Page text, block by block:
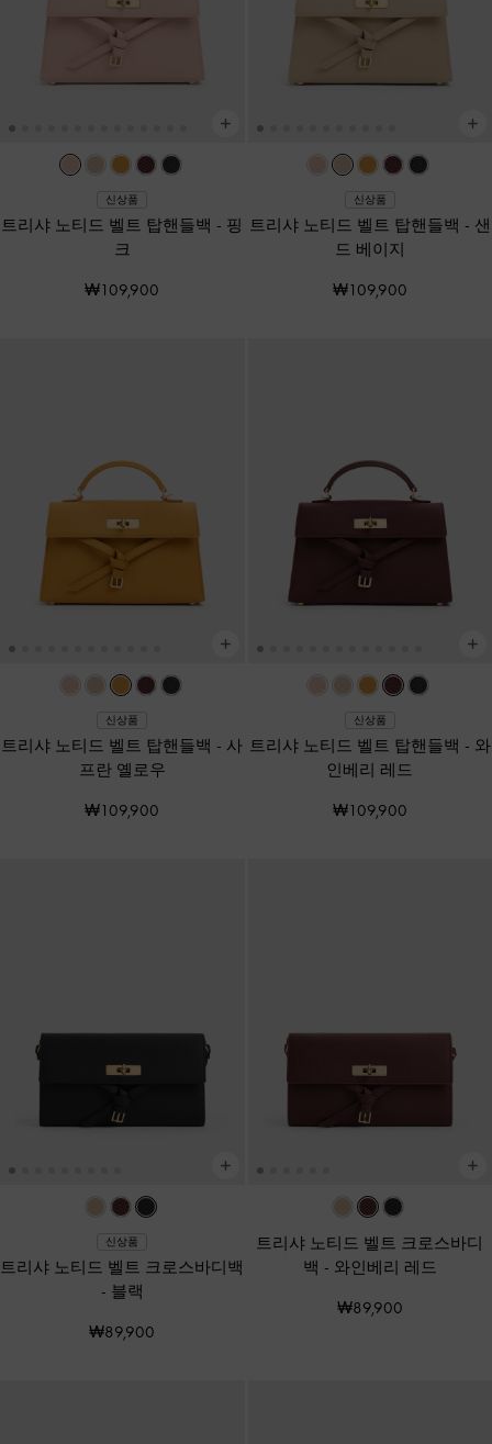
신상품
트리샤 노티드 벨트 탑핸들백 - 핑
크
₩109,900
신상품
트리샤 노티드 벨트 탑핸들백 - 샌
드 베이지
₩109,900
신상품
트리샤 노티드 벨트 탑핸들백 - 사
프란 옐로우
₩109,900
신상품
트리샤 노티드 벨트 탑핸들백 - 와
인베리 레드
₩109,900
신상품
트리샤 노티드 벨트 크로스바디백
- 블랙
₩89,900
트리샤 노티드 벨트 크로스바디
백 - 와인베리 레드
₩89,900